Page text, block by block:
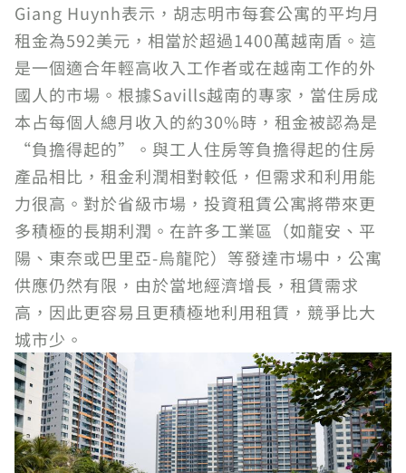
Giang Huynh表示，胡志明市每套公寓的平均月
租金為592美元，相當於超過1400萬越南盾。這
是一個適合年輕高收入工作者或在越南工作的外
國人的市場。根據Savills越南的專家，當住房成
本占每個人總月收入的約30%時，租金被認為是
“負擔得起的”。與工人住房等負擔得起的住房
產品相比，租金利潤相對較低，但需求和利用能
力很高。對於省級市場，投資租賃公寓將帶來更
多積極的長期利潤。在許多工業區（如龍安、平
陽、東奈或巴里亞-烏龍陀）等發達市場中，公寓
供應仍然有限，由於當地經濟增長，租賃需求
高，因此更容易且更積極地利用租賃，競爭比大
城市少。